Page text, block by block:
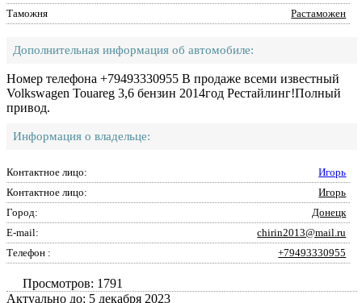
Таможня
Растаможен
Дополнительная информация об автомобиле:
Номер телефона +79493330955 В продаже всеми известный
Volkswagen Touareg 3,6 бензин 2014год Рестайлинг!Полный
привод.
Информация о владельце:
Контактное лицо:
Игорь
Контактное лицо:
Игорь
Город:
Донецк
E-mail:
chirin2013@mail.ru
Телефон :
+79493330955
Просмотров: 1791
Актуально до: 5 декабря 2023